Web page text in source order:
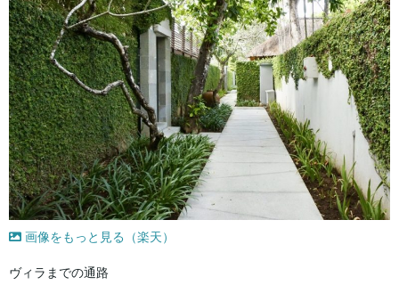
画像をもっと見る（楽天）
ヴィラまでの通路